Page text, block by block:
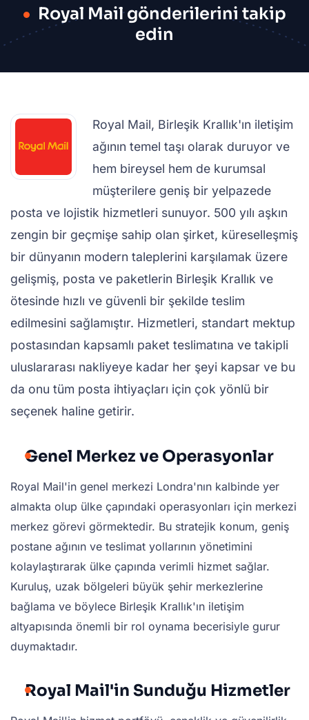
Royal Mail gönderilerini takip
edin
Royal Mail, Birleşik Krallık'ın iletişim
ağının temel taşı olarak duruyor ve
hem bireysel hem de kurumsal
müşterilere geniş bir yelpazede
posta ve lojistik hizmetleri sunuyor. 500 yılı aşkın
zengin bir geçmişe sahip olan şirket, küreselleşmiş
bir dünyanın modern taleplerini karşılamak üzere
gelişmiş, posta ve paketlerin Birleşik Krallık ve
ötesinde hızlı ve güvenli bir şekilde teslim
edilmesini sağlamıştır. Hizmetleri, standart mektup
postasından kapsamlı paket teslimatına ve takipli
uluslararası nakliyeye kadar her şeyi kapsar ve bu
da onu tüm posta ihtiyaçları için çok yönlü bir
seçenek haline getirir.
Genel Merkez ve Operasyonlar
Royal Mail'in genel merkezi Londra'nın kalbinde yer
almakta olup ülke çapındaki operasyonları için merkezi
merkez görevi görmektedir. Bu stratejik konum, geniş
postane ağının ve teslimat yollarının yönetimini
kolaylaştırarak ülke çapında verimli hizmet sağlar.
Kuruluş, uzak bölgeleri büyük şehir merkezlerine
bağlama ve böylece Birleşik Krallık'ın iletişim
altyapısında önemli bir rol oynama becerisiyle gurur
duymaktadır.
Royal Mail'in Sunduğu Hizmetler